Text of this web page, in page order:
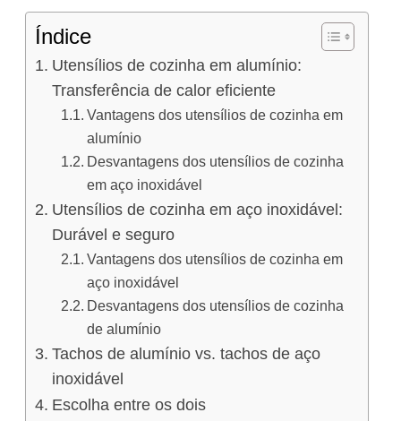
Índice
Utensílios de cozinha em alumínio:
Transferência de calor eficiente
Vantagens dos utensílios de cozinha em
alumínio
Desvantagens dos utensílios de cozinha
em aço inoxidável
Utensílios de cozinha em aço inoxidável:
Durável e seguro
Vantagens dos utensílios de cozinha em
aço inoxidável
Desvantagens dos utensílios de cozinha
de alumínio
Tachos de alumínio vs. tachos de aço
inoxidável
Escolha entre os dois